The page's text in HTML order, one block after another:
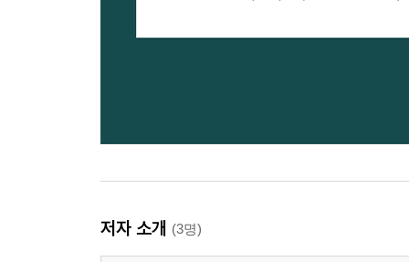
저자 소개 (3명)